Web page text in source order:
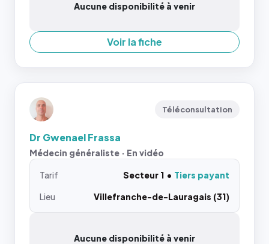
Aucune disponibilité à venir
Voir la fiche
Téléconsultation
Dr Gwenael Frassa
Médecin généraliste · En vidéo
Tarif Secteur 1
Tiers payant
Lieu
Villefranche-de-Lauragais (31)
Aucune disponibilité à venir